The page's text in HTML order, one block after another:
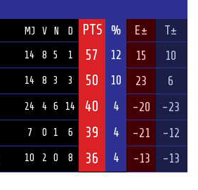
MJ V N D PTS % E± T±
14 8 5 1 57 12 15 10
14 8 3 3 50 10 23 6
24 4 6 14 40 4 -20 -23
7 0 1 6 39 4 -21 -12
10 2 0 8 36 4 -13 -13